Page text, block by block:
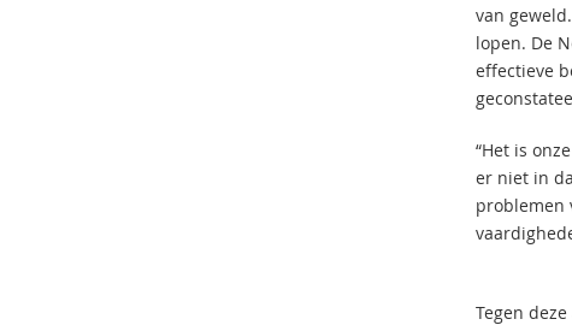
van
lopen. De
effectieve
“Het is
er niet in
problemen
Tegen